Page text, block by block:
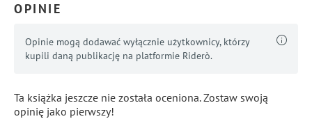
OPINIE
Opinie mogą dodawać wyłącznie użytkownicy, którzy
kupili daną publikację na platformie Riderò.
Ta książka jeszcze nie została oceniona. Zostaw swoją
opinię jako pierwszy!